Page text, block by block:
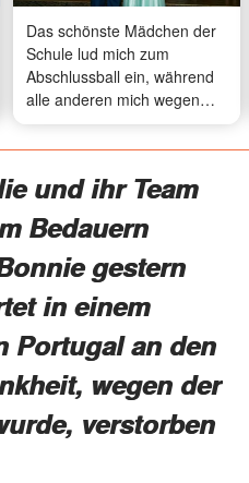
Das schönste Mädchen der
Schule lud mich zum
Abschlussball ein, während
alle anderen mich wegen
meines Aussehens
hänselten – 20 Jahre später
wieder, und was ich tat,
veränderte ihr Leben
und ihr Team
Bedauern
gestern
in einem
Portugal an den
wegen der
verstorben